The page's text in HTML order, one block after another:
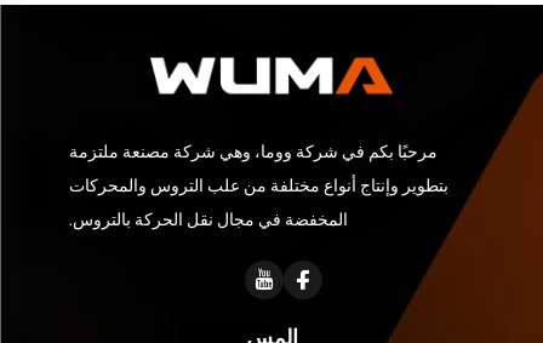
مرحبًا بكم في شركة ووما، وهي شركة مصنعة ملتزمة
بتطوير وإنتاج أنواع مختلفة من علب التروس والمحركات
المخفضة في مجال نقل الحركة بالتروس.
إلمس